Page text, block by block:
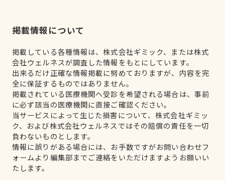
掲載情報について
掲載している各種情報は、株式会社ギミック、または株式
会社ウェルネスが調査した情報をもとにしています。
出来るだけ正確な情報掲載に努めておりますが、内容を完
全に保証するものではありません。
掲載されている医療機関へ受診を希望される場合は、事前
に必ず該当の医療機関に直接ご確認ください。
当サービスによって生じた損害について、株式会社ギミッ
ク、および株式会社ウェルネスではその賠償の責任を一切
負わないものとします。
情報に誤りがある場合には、お手数ですがお問い合わせフ
ォームより編集部までご連絡をいただけますようお願いい
たします。